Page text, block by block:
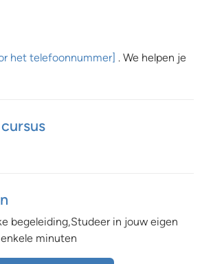
het telefoonnummer] . We helpen je
begeleiding,Studeer in jouw eigen
minuten